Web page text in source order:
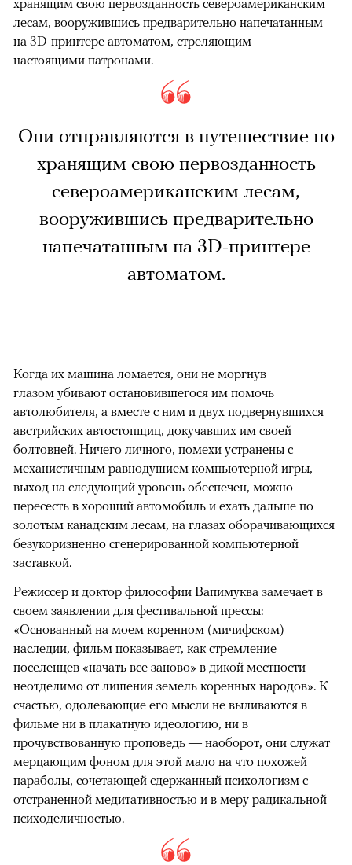
хранящим свою первозданность североамериканским
лесам, вооружившись предварительно напечатанным
на 3D-принтере автоматом, стреляющим
настоящими патронами.
Они отправляются в путешествие по
хранящим свою первозданность
североамериканским лесам,
вооружившись предварительно
напечатанным на 3D-принтере
автоматом.
Когда их машина ломается, они не моргнув
глазом убивают остановившегося им помочь
автолюбителя, а вместе с ним и двух подвернувшихся
австрийских автостопщиц, докучавших им своей
болтовней. Ничего личного, помехи устранены с
механистичным равнодушием компьютерной игры,
выход на следующий уровень обеспечен, можно
пересесть в хороший автомобиль и ехать дальше по
золотым канадским лесам, на глазах оборачивающихся
безукоризненно сгенерированной компьютерной
заставкой.
Режиссер и доктор философии Вапимуква замечает в
своем заявлении для фестивальной прессы:
«Основанный на моем коренном (мичифском)
наследии, фильм показывает, как стремление
поселенцев «начать все заново» в дикой местности
неотделимо от лишения земель коренных народов». К
счастью, одолевающие его мысли не выливаются в
фильме ни в плакатную идеологию, ни в
прочувствованную проповедь — наоборот, они служат
мерцающим фоном для этой мало на что похожей
параболы, сочетающей сдержанный психологизм с
отстраненной медитативностью и в меру радикальной
психоделичностью.